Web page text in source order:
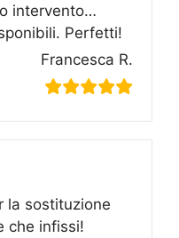
intervento…
Perfetti!
Francesca R.
la sostituzione
che infissi!